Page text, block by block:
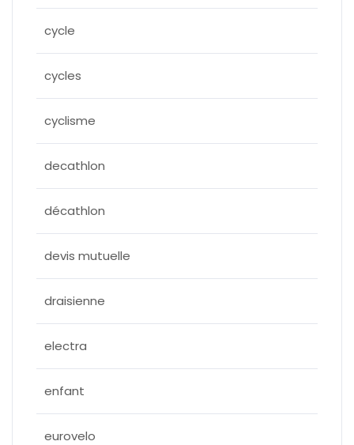
cycle
cycles
cyclisme
decathlon
décathlon
devis mutuelle
draisienne
electra
enfant
eurovelo